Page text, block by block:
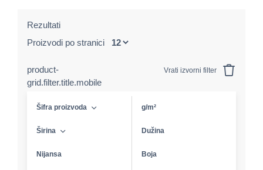
Rezultati
Proizvodi po stranici
product-
grid.filter.title.mobile
Vrati izvorni filter
Šifra proizvoda g/m²
Širina Dužina
Nijansa Boja